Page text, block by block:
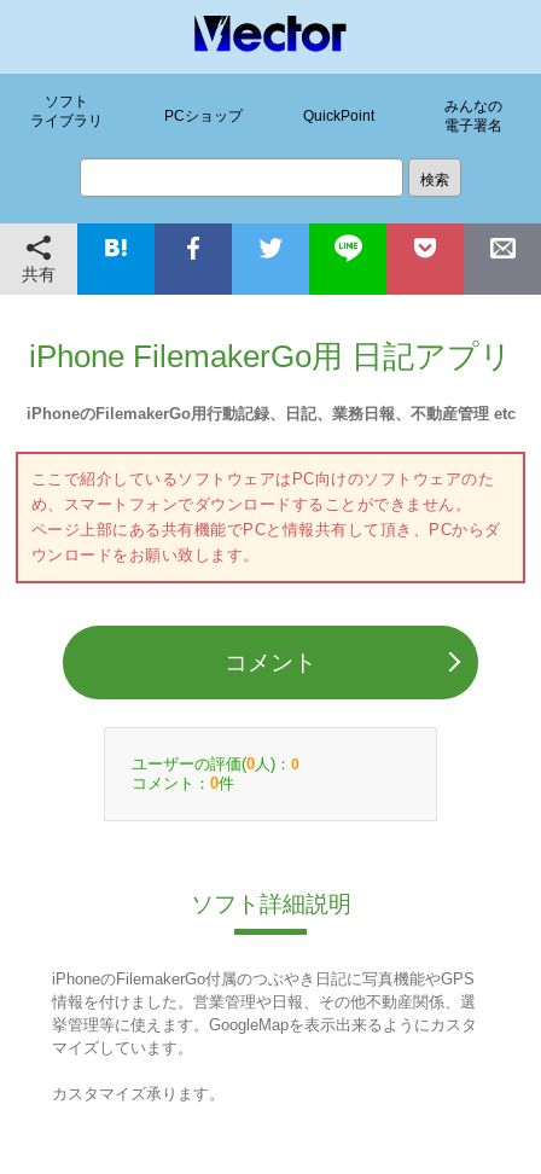
ソフト
ライブラリ
PCショップ QuickPoint
みんなの
電子署名
共有
iPhone FilemakerGo用 日記アプリ
iPhoneのFilemakerGo用行動記録、日記、業務日報、不動産管理 etc
ここで紹介しているソフトウェアはPC向けのソフトウェアのた
め、スマートフォンでダウンロードすることができません。
ページ上部にある共有機能でPCと情報共有して頂き、PCからダ
ウンロードをお願い致します。
コメント
ユーザーの評価(0 人)： 0
コメント： 0件
ソフト詳細説明
iPhoneのFilemakerGo付属のつぶやき日記に写真機能やGPS
情報を付けました。営業管理や日報、その他不動産関係、選
挙管理等に使えます。GoogleMapを表示出来るようにカスタ
マイズしています。
カスタマイズ承ります。